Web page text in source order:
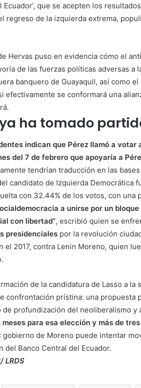
Ecuador’, que se acepten los
regreso de la izquierda extrema,
Hervas puso en evidencia cómo el
de las fuerzas políticas adversas a
banquero de Guayaquil, así como
efectivamente se conformará una
ha tomado
indican que Pérez llamó a votar
del 7 de febrero que apoyaría a
tendrían traducción en las
candidato de Izquierda Democrática
con 32.44% de los votos, con
a unirse por un
con libertad”, escribió quien se
presidenciales por la revolución
el 2017, contra Lenin Moreno, quien
de la candidatura de Lasso a
confrontación prístina: una propuesta
de profundización del neoliberalismo
meses para esa elección y más de
gobierno de Moreno puede intentar
del Banco Central del Ecuador.
LRDS